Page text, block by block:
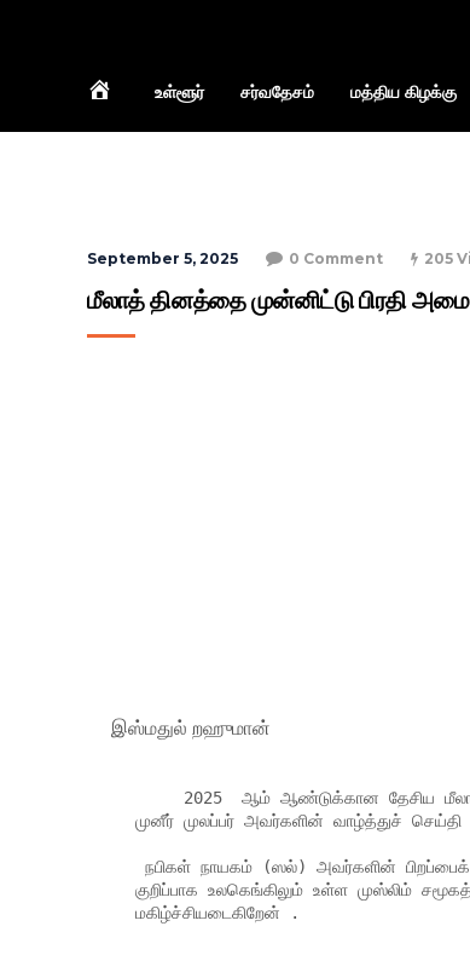
Homeஉள்ளூர் சர்வதேசம் மத்திய கிழக்கு
September 5, 2025 0 Comment 205
மீலாத் தினத்தை முன்னிட்டு பிரதி
இஸ்மதுல் றஹுமான்
முனீர் முலப்பர் அவர்களின் வாழ்த்துச் செய்தி
குறிப்பாக உலகெங்கிலும் உள்ள முஸ்லிம்
மகிழ்ச்சியடைகிறேன் .